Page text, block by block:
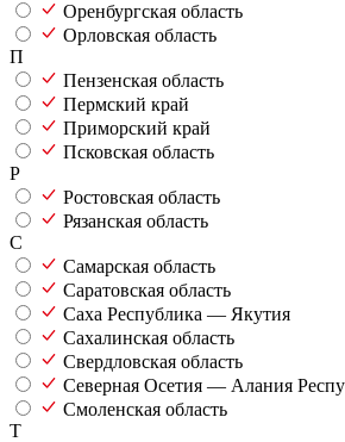
Оренбургская область
Орловская область
П
Пензенская область
Пермский край
Приморский край
Псковская область
Р
Ростовская область
Рязанская область
С
Самарская область
Саратовская область
Саха Республика — Якутия
Сахалинская область
Свердловская область
Северная Осетия — Алания
Смоленская область
Т